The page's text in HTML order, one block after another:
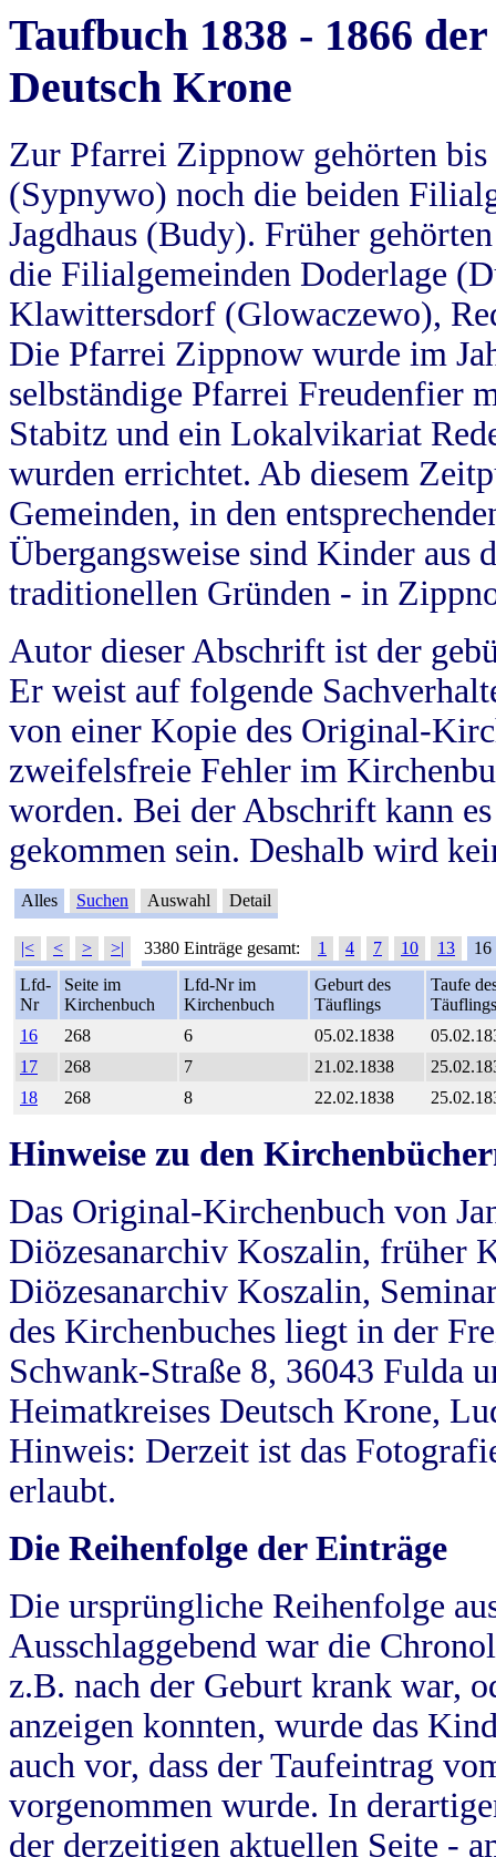
Taufbuch 1838 - 1866
Deutsch Krone
Zur Pfarrei Zippnow gehörten
(Sypnywo) noch die beiden
Jagdhaus (Budy). Früher
die Filialgemeinden Doderlage
Klawittersdorf (Glowaczewo),
Die Pfarrei Zippnow wurde im
selbständige Pfarrei Freudenfier
Stabitz und ein Lokalvikariat
wurden errichtet. Ab diesem
Gemeinden, in den
Übergangsweise sind Kinder aus
traditionellen Gründen - in
Autor dieser Abschrift ist der
Er weist auf folgende
von einer Kopie des Original-
zweifelsfreie Fehler im
worden. Bei der Abschrift kann
gekommen sein. Deshalb wird
Alles Suchen Auswahl Detail
|< < > >| 3380 Einträge gesamt: 1 4 7 10 13
16
Lfd-
Nr
Seite im
Kirchenbuch
Lfd-Nr im
Kirchenbuch
Geburt des
Täuflings
Taufe
Täuflings
16
268 6 05.02.1838
17
268 7 21.02.1838
18
268 8 22.02.1838
Hinweise zu den
Das Original-Kirchenbuch von
Diözesanarchiv Koszalin, früher
Diözesanarchiv Koszalin,
des Kirchenbuches liegt in der
Schwank-Straße 8, 36043 Fulda
Heimatkreises Deutsch Krone,
Hinweis: Derzeit ist das
erlaubt.
Die Reihenfolge der Einträge
Die ursprüngliche Reihenfolge
Ausschlaggebend war die
z.B. nach der Geburt krank war,
anzeigen konnten, wurde das
auch vor, dass der Taufeintrag
vorgenommen wurde. In
der derzeitigen aktuellen Seite -